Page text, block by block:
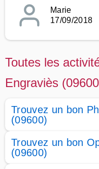
Marie
17/09/2018
Toutes les
Engraviès
Trouvez un bon
(09600)
Trouvez un bon
(09600)